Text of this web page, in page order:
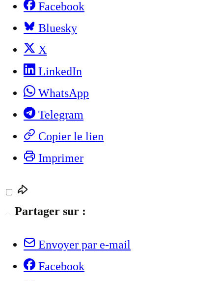
Facebook
Bluesky
X
LinkedIn
WhatsApp
Telegram
Copier le lien
Imprimer
Partager sur :
Envoyer par e-mail
Facebook